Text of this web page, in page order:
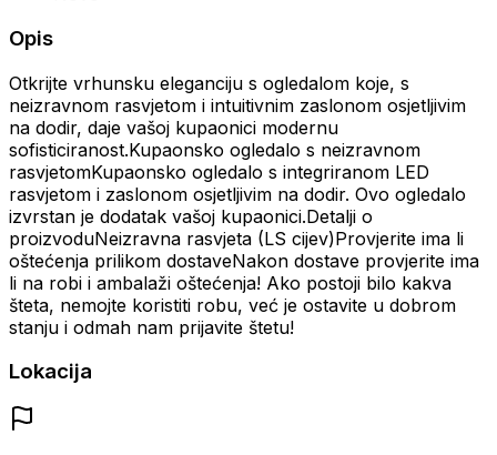
Opis
Otkrijte vrhunsku eleganciju s ogledalom koje, s
neizravnom rasvjetom i intuitivnim zaslonom osjetljivim
na dodir, daje vašoj kupaonici modernu
sofisticiranost.Kupaonsko ogledalo s neizravnom
rasvjetomKupaonsko ogledalo s integriranom LED
rasvjetom i zaslonom osjetljivim na dodir. Ovo ogledalo
izvrstan je dodatak vašoj kupaonici.Detalji o
proizvoduNeizravna rasvjeta (LS cijev)Provjerite ima li
oštećenja prilikom dostaveNakon dostave provjerite ima
li na robi i ambalaži oštećenja! Ako postoji bilo kakva
šteta, nemojte koristiti robu, već je ostavite u dobrom
stanju i odmah nam prijavite štetu!
Lokacija